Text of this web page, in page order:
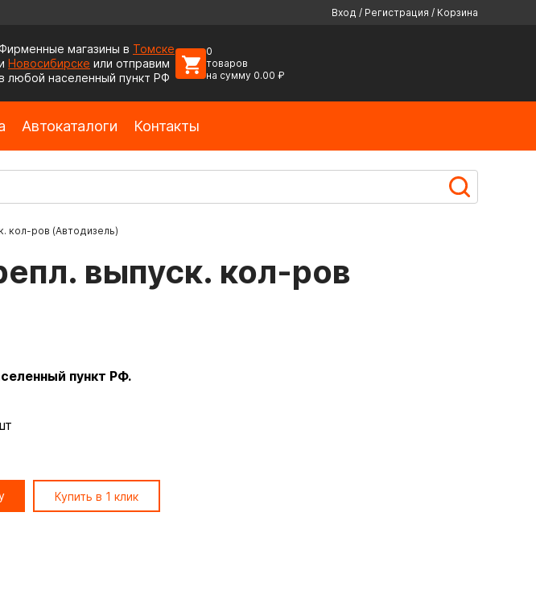
Вход / Регистрация / Корзина
магазины в Томске
Новосибирске или отправим
любой населенный пункт РФ
0
товаров
на сумму 0.00 ₽
Автокаталоги Контакты
кол-ров (Автодизель)
выпуск. кол-ров
пункт РФ.
Купить в 1 клик